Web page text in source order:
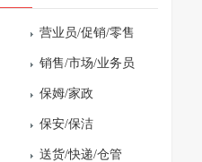
营业员/促销/零售
销售/市场/业务员
保姆/家政
保安/保洁
送货/快递/仓管